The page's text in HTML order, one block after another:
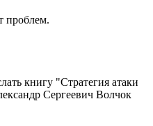
проблем.
книгу "Стратегия атаки
Сергеевич Волчок